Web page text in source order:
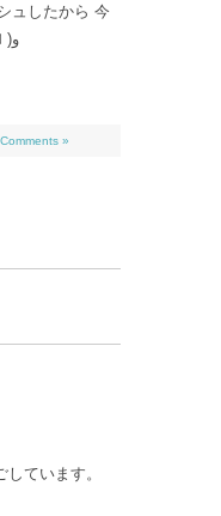
ュしたから 今
週はモリモリがんばります٩( ᐛ )و
»
ています。